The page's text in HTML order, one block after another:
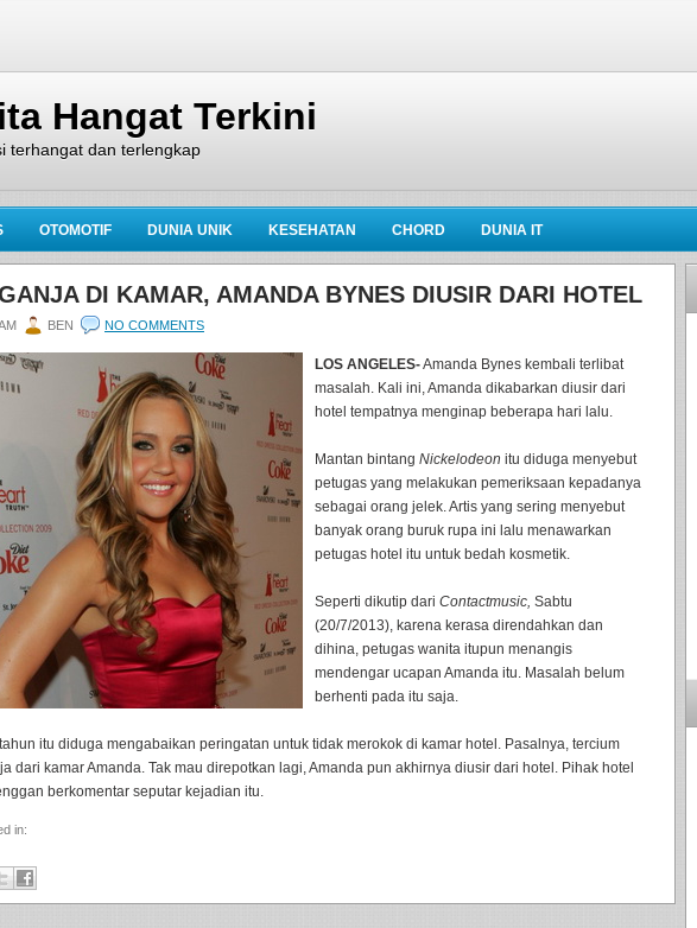
Hangat Terkini
terhangat dan terlengkap
OTOMOTIF DUNIA UNIK KESEHATAN CHORD DUNIA IT
DI KAMAR, AMANDA BYNES DIUSIR DARI HOTEL
BEN NO COMMENTS
LOS ANGELES-Amanda Bynes kembali terlibat
masalah. Kali ini, Amanda dikabarkan diusir dari
hotel tempatnya menginap beberapa hari lalu.
Mantan bintang Nickelodeon itu diduga menyebut
petugas yang melakukan pemeriksaan kepadanya
sebagai orang jelek. Artis yang sering menyebut
banyak orang buruk rupa ini lalu menawarkan
petugas hotel itu untuk bedah kosmetik.
Seperti dikutip dari Contactmusic, Sabtu
(20/7/2013), karena kerasa direndahkan dan
dihina, petugas wanita itupun menangis
mendengar ucapan Amanda itu. Masalah belum
berhenti pada itu saja.
itu diduga mengabaikan peringatan untuk tidak merokok di kamar hotel. Pasalnya, tercium
dari kamar Amanda. Tak mau direpotkan lagi, Amanda pun akhirnya diusir dari hotel. Pihak hotel
berkomentar seputar kejadian itu.
in: